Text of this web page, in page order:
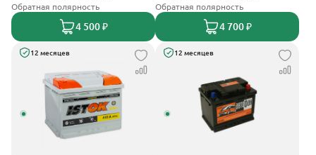
Обратная полярность
4 500 ₽
Обратная полярность
4 700 ₽
12 месяцев 12 месяцев